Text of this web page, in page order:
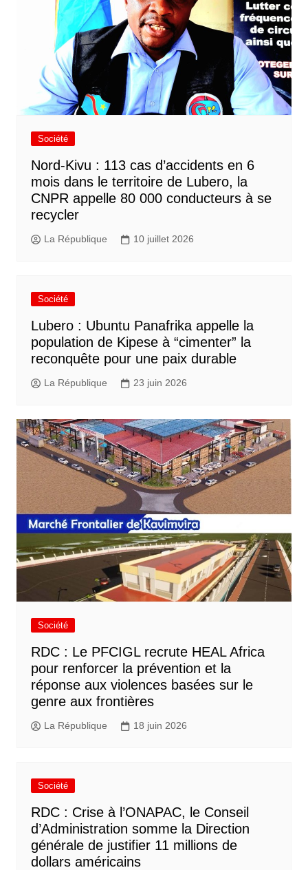
Société
Nord-Kivu : 113 cas d’accidents en 6
mois dans le territoire de Lubero, la
CNPR appelle 80 000 conducteurs à se
recycler
La République 10 juillet 2026
Société
Lubero : Ubuntu Panafrika appelle la
population de Kipese à “cimenter” la
reconquête pour une paix durable
La République 23 juin 2026
Société
RDC : Le PFCIGL recrute HEAL Africa
pour renforcer la prévention et la
réponse aux violences basées sur le
genre aux frontières
La République 18 juin 2026
Société
RDC : Crise à l’ONAPAC, le Conseil
d’Administration somme la Direction
générale de justifier 11 millions de
dollars américains